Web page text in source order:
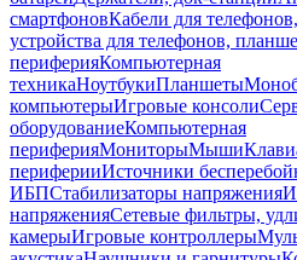
смартфоновКабели для
устройства для телефонов,
периферияКомпьютерная
техникаНоутбукиПланшеты
компьютерыИгровые консоли
оборудованиеКомпьютерная
периферияМониторыМыши
периферииИсточники
ИБПСтабилизаторы напряжения
напряженияСетевые фильтры,
камерыИгровые контроллеры